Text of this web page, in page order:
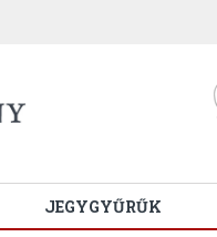
JEGYGYŰRŰK